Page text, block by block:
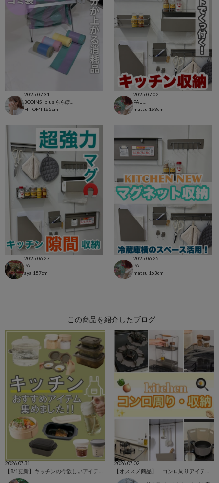
2025.07.31
HITOMI 165cm
2025.07.02
matsu 163cm
2025.06.27
aya 157cm
2025.06.25
matsu 163cm
この商品を紹介したブログ
2026.07.31
2026.07.02